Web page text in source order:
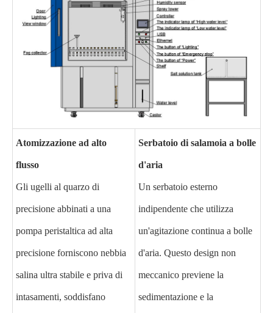
Atomizzazione ad alto
flusso
Gli ugelli al quarzo di
precisione abbinati a una
pompa peristaltica ad alta
precisione forniscono nebbia
salina ultra stabile e priva di
intasamenti, soddisfano
Serbatoio di salamoia a bolle
d'aria
Un serbatoio esterno
indipendente che utilizza
un'agitazione continua a bolle
d'aria. Questo design non
meccanico previene la
sedimentazione e la